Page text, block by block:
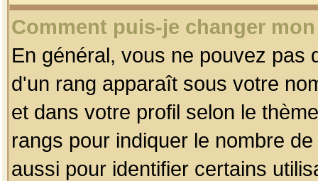
Comment puis-je changer
En général, vous ne pouvez pas
d'un rang apparaît sous votre
et dans votre profil selon le
rangs pour indiquer le nombre
aussi pour identifier certains